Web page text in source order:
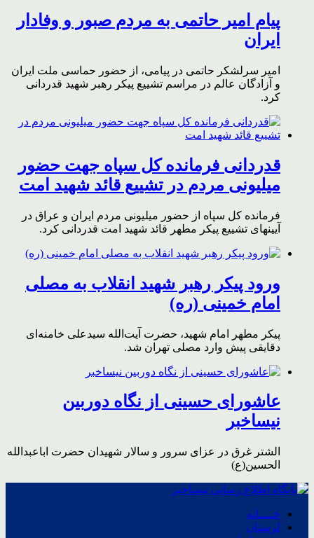
پیام امیر حاتمی به مردم صبور و وفادار
ایران
امیر سرلشکر حاتمی در پیامی، از حضور حماسی ملت ایران
و آزادگان عالم در مراسم تشییع پیکر رهبر شهید قدردانی
کرد.
قدردانی فرمانده کل سپاه جهت حضور
میلیونی مردم در تشییع قائد شهید امت
فرمانده کل سپاه از حضور میلیونی مردم ایران و عراق در
آیینهای تشییع پیکر مطهر قائد شهید امت قدردانی کرد.
ورود پیکر رهبر شهید انقلاب به مصلی
امام خمینی (ره)
پیکر مطهر امام شهید،‌ حضرت آیت‌الله سیدعلی خامنه‌ای
دقایقی پیش وارد مصلی تهران شد.
عاشورای حسینی از نگاه دوربین
نیساخبر
الشتر غرق در عزای سرور و سالار شهیدان حضرت اباعبدالله
الحسین(ع)
خــــانه
لرستان